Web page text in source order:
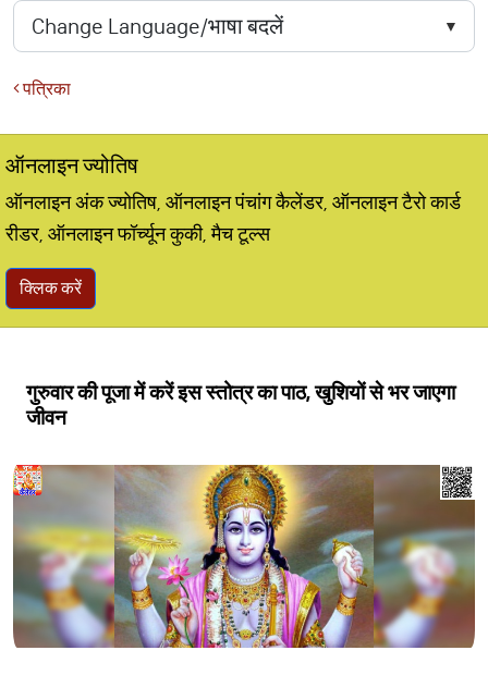
पत्रिका
ऑनलाइन ज्योतिष
ऑनलाइन अंक ज्योतिष, ऑनलाइन पंचांग कैलेंडर, ऑनलाइन टैरो कार्ड
रीडर, ऑनलाइन फॉर्च्यून कुकी, मैच टूल्स
क्लिक करें
गुरुवार की पूजा में करें इस स्तोत्र का पाठ, खुशियों से भर जाएगा
जीवन